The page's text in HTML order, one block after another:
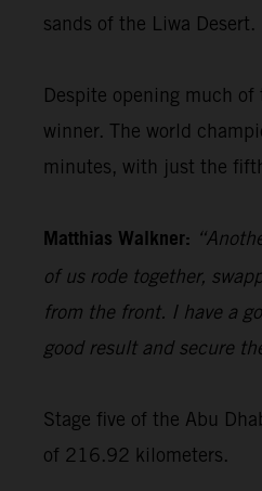
sands of the Liwa Desert.
Despite opening much
winner. The world
minutes, with just the
Matthias Walkner:
of us rode together,
from the front. I have a
good result and secure
Stage five of the Abu
of 216.92 kilometers.